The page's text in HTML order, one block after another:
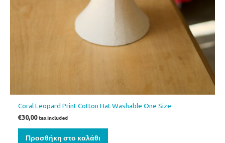
Coral Leopard Print Cotton Hat Washable One Size
€30,00 tax included
Προσθήκη στο καλάθι